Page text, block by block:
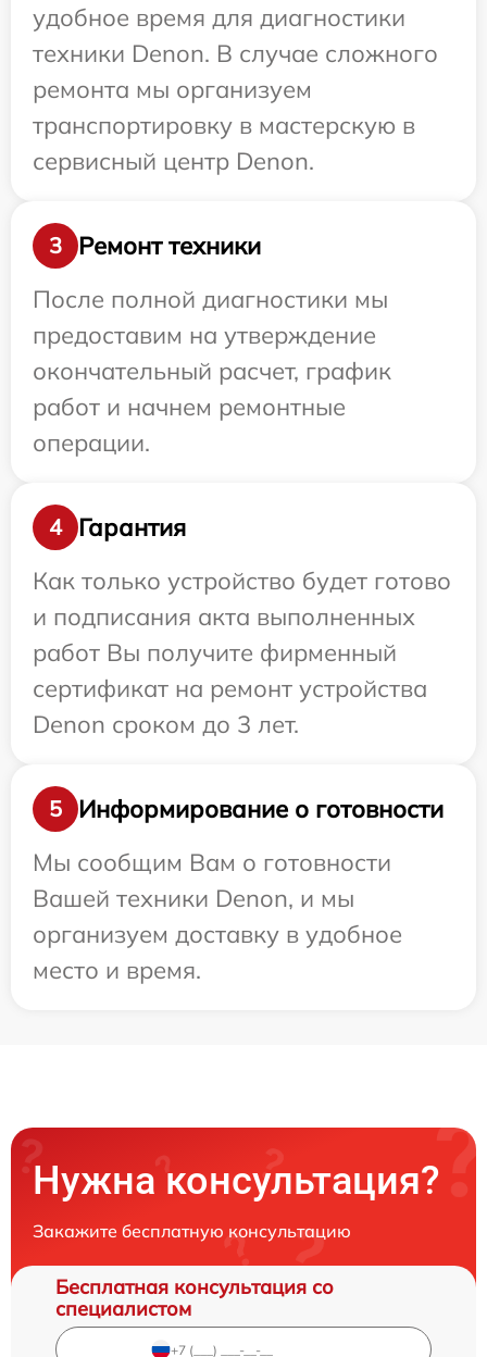
удобное время для диагностики
техники Denon. В случае сложного
ремонта мы организуем
транспортировку в мастерскую в
сервисный центр Denon.
3
Ремонт техники
После полной диагностики мы
предоставим на утверждение
окончательный расчет, график
работ и начнем ремонтные
операции.
4
Гарантия
Как только устройство будет готово
и подписания акта выполненных
работ Вы получите фирменный
сертификат на ремонт устройства
Denon сроком до 3 лет.
5
Информирование о готовности
Мы сообщим Вам о готовности
Вашей техники Denon, и мы
организуем доставку в удобное
место и время.
Нужна консультация?
Закажите бесплатную консультацию
Бесплатная консультация со
специалистом